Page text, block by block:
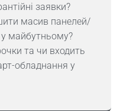
заявки?
масив панелей/
майбутньому?
та чи входить
обладнання у